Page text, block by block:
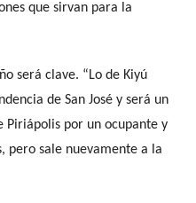
que sirvan para la
será clave. “Lo de Kiyú
de San José y será un
Piriápolis por un ocupante y
pero sale nuevamente a la